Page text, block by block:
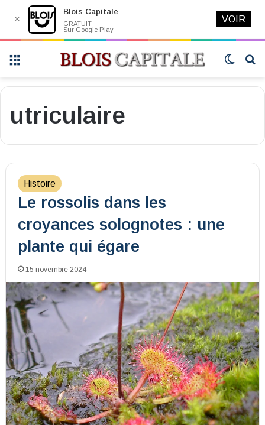
Switch
utriculaire
Histoire
Le rossolis dans les
croyances solognotes : une
plante qui égare
15 novembre 2024
✕
Blois Capitale
GRATUIT
Sur Google Play
VOIR